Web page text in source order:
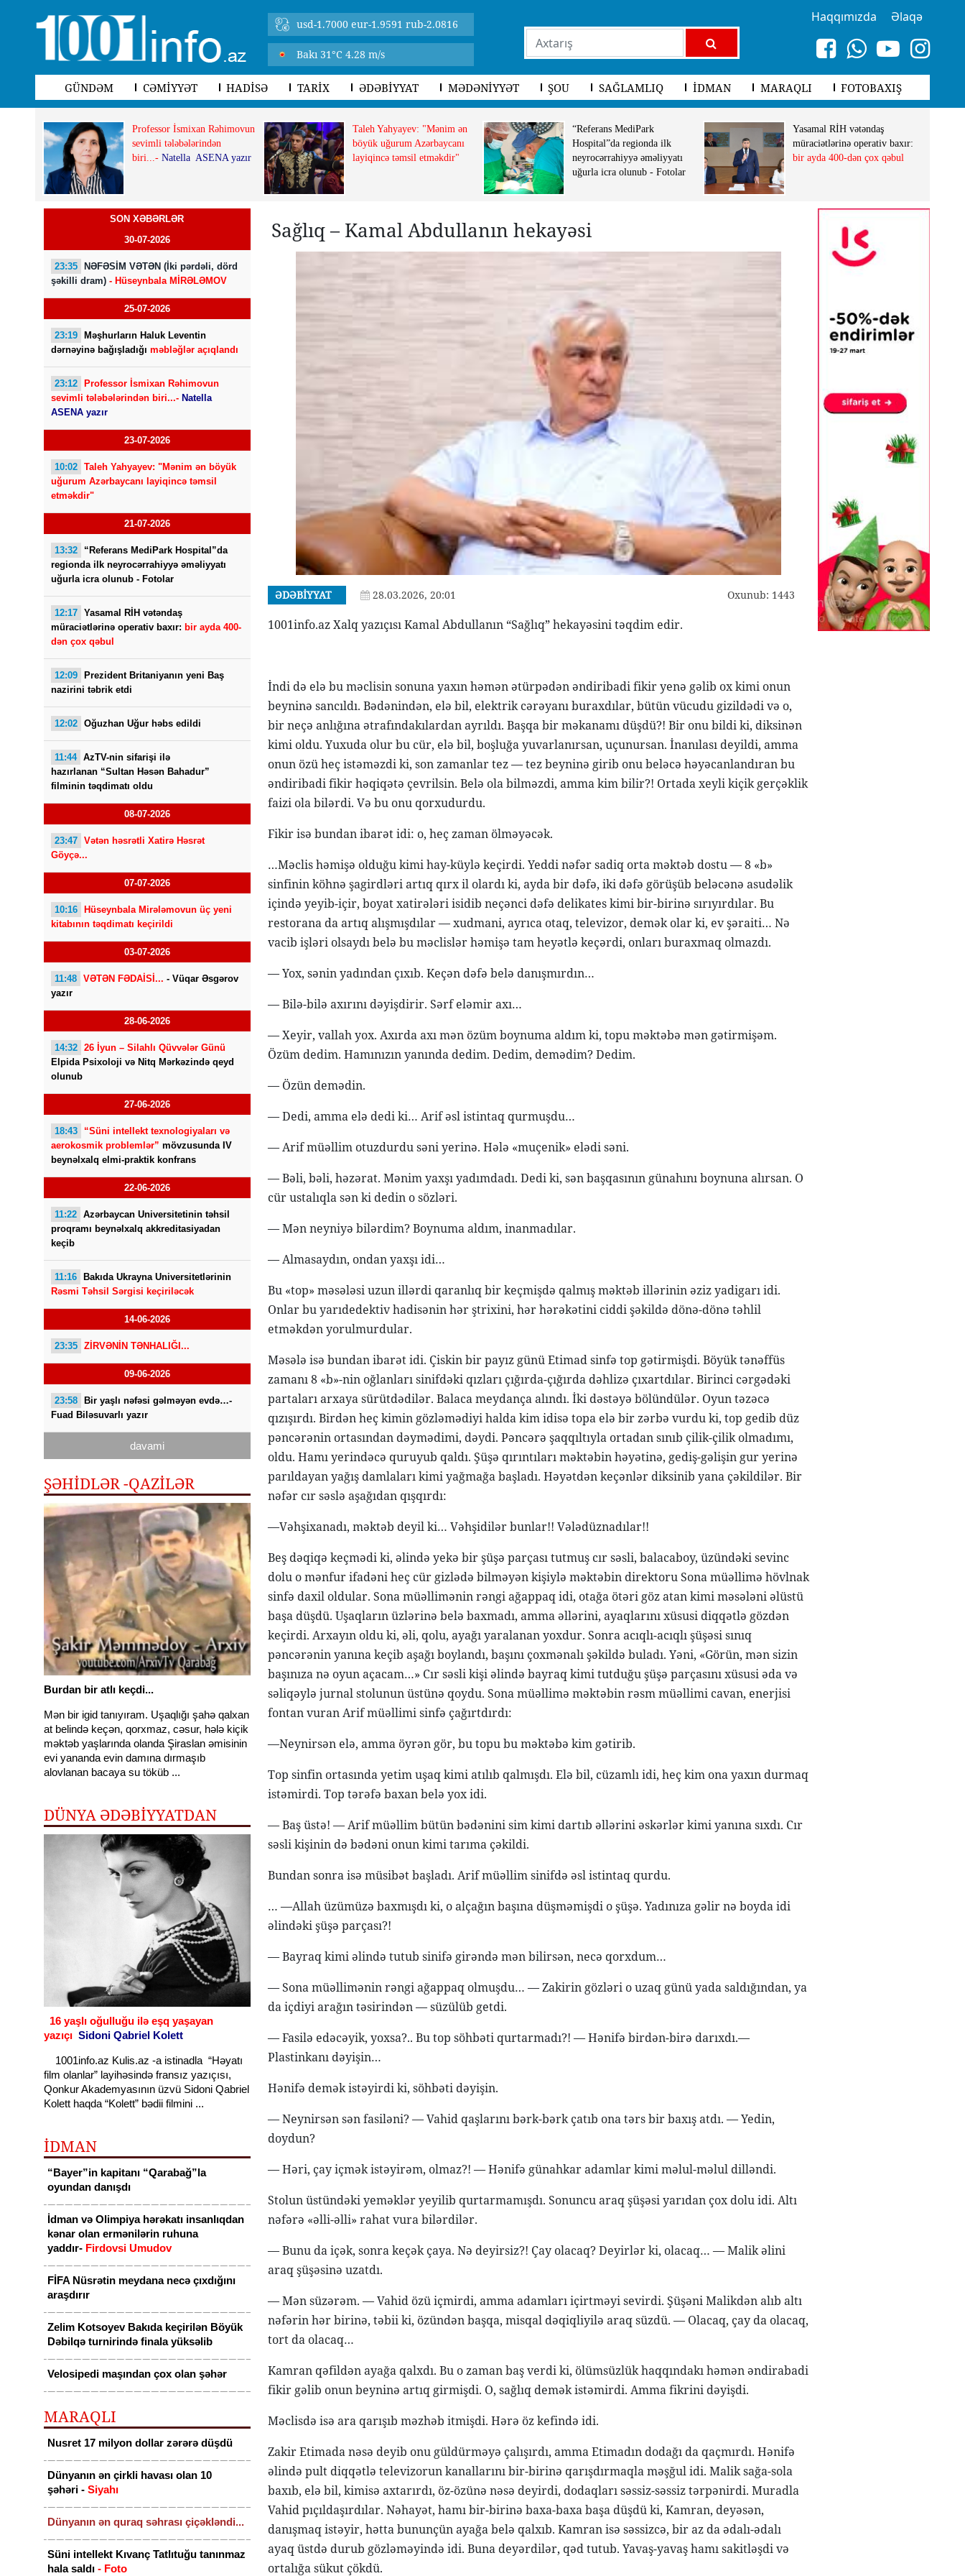
usd-1.7000 eur-1.9591 rub-2.0816
Bakı 31°C 4.28 m/s
Haqqımızda Əlaqə
GÜNDƏM CƏMİYYƏT HADİSƏ TARİX ƏDƏBİYYAT MƏDƏNİYYƏT ŞOU SAĞLAMLIQ İDMAN MARAQLI FOTOBAXIŞ
Professor İsmixan Rəhimovun
sevimli tələbələrindən
biri...- Natella ASENA yazır
Taleh Yahyayev: "Mənim ən
böyük uğurum Azərbaycanı
layiqincə təmsil etməkdir"
“Referans MediPark
Hospital”da regionda ilk
neyrocərrahiyyə əməliyyatı
uğurla icra olunub - Fotolar
Yasamal RİH vətəndaş
müraciətlərinə operativ baxır:
bir ayda 400-dən çox qəbul
SON XƏBƏRLƏR
30-07-2026
23:35
NƏFƏSİM VƏTƏN (İki pərdəli, dörd
şəkilli dram) - Hüseynbala MİRƏLƏMOV
25-07-2026
23:19
Məşhurların Haluk Leventin
dərnəyinə bağışladığı məbləğlər açıqlandı
23:12
Professor İsmixan Rəhimovun
sevimli tələbələrindən biri...- Natella
ASENA yazır
23-07-2026
10:02 Taleh Yahyayev: "Mənim ən böyük
uğurum Azərbaycanı layiqincə təmsil
etməkdir"
21-07-2026
13:32
“Referans MediPark Hospital”da
regionda ilk neyrocərrahiyyə əməliyyatı
uğurla icra olunub - Fotolar
12:17 Yasamal RİH vətəndaş
müraciətlərinə operativ baxır: bir ayda 400-
dən çox qəbul
12:09
Prezident Britaniyanın yeni Baş
nazirini təbrik etdi
12:02 Oğuzhan Uğur həbs edildi
11:44 AzTV-nin sifarişi ilə
hazırlanan “Sultan Həsən Bahadur”
filminin təqdimatı oldu
08-07-2026
23:47 Vətən həsrətli Xatirə Həsrət
Göyçə...
07-07-2026
10:16
Hüseynbala Mirələmovun üç yeni
kitabının təqdimatı keçirildi
03-07-2026
11:48 VƏTƏN FƏDAİSİ... - Vüqar Əsgərov
yazır
28-06-2026
14:32 26 İyun – Silahlı Qüvvələr Günü
Elpida Psixoloji və Nitq Mərkəzində qeyd
olunub
27-06-2026
18:43
“Süni intellekt texnologiyaları və
aerokosmik problemlər” mövzusunda IV
beynəlxalq elmi-praktik konfrans
22-06-2026
11:22 Azərbaycan Universitetinin təhsil
proqramı beynəlxalq akkreditasiyadan
keçib
11:16
Bakıda Ukrayna Universitetlərinin
Rəsmi Təhsil Sərgisi keçiriləcək
14-06-2026
23:35 ZİRVƏNİN TƏNHALIĞI...
09-06-2026
23:58
Bir yaşlı nəfəsi gəlməyən evdə…-
Fuad Biləsuvarlı yazır
davami
ŞƏHİDLƏR -QAZILƏR
Burdan bir atlı keçdi...
Mən bir igid tanıyıram. Uşaqlığı şahə qalxan
at belində keçən, qorxmaz, cəsur, hələ kiçik
məktəb yaşlarında olanda Şiraslan əmisinin
evi yananda evin damına dırmaşıb
alovlanan bacaya su töküb ...
DÜNYA ƏDƏBİYYATDAN
16 yaşlı oğulluğu ilə eşq yaşayan
yazıçı Sidoni Qabriel Kolett
1001info.az Kulis.az -a istinadla “Həyatı
film olanlar” layihəsində fransız yazıçısı,
Qonkur Akademyasının üzvü Sidoni Qabriel
Kolett haqda “Kolett” bədii filmini ...
İDMAN
“Bayer”in kapitanı “Qarabağ”la
oyundan danışdı
İdman və Olimpiya hərəkatı insanlıqdan
kənar olan ermənilərin ruhuna
yaddır- Firdovsi Umudov
FİFA Nüsrətin meydana necə çıxdığını
araşdırır
Zelim Kotsoyev Bakıda keçirilən Böyük
Dəbilqə turnirində finala yüksəlib
Velosipedi maşından çox olan şəhər
MARAQLI
Nusret 17 milyon dollar zərərə düşdü
Dünyanın ən çirkli havası olan 10
şəhəri - Siyahı
Dünyanın ən quraq səhrası çiçəkləndi...
Süni intellekt Kıvanç Tatlıtuğu tanınmaz
hala saldı - Foto
Sağlıq – Kamal Abdullanın hekayəsi
ƏDƏBİYYAT 28.03.2026, 20:01 Oxunub: 1443
1001info.az Xalq yazıçısı Kamal Abdullanın “Sağlıq” hekayəsini təqdim edir.
İndi də elə bu məclisin sonuna yaxın həmən ətürpədən əndiribadi fikir yenə gəlib ox kimi onun
beyninə sancıldı. Bədənindən, elə bil, elektrik cərəyanı buraxdılar, bütün vücudu gizildədi və o,
bir neçə anlığına ətrafındakılardan ayrıldı. Başqa bir məkanamı düşdü?! Bir onu bildi ki, diksinən
kimi oldu. Yuxuda olur bu cür, elə bil, boşluğa yuvarlanırsan, uçunursan. İnanılası deyildi, amma
onun özü heç istəməzdi ki, son zamanlar tez — tez beyninə girib onu beləcə həyəcanlandıran bu
əndiribadi fikir həqiqətə çevrilsin. Belə ola bilməzdi, amma kim bilir?! Ortada xeyli kiçik gerçəklik
faizi ola bilərdi. Və bu onu qorxudurdu.
Fikir isə bundan ibarət idi: o, heç zaman ölməyəcək.
…Məclis həmişə olduğu kimi hay-küylə keçirdi. Yeddi nəfər sadiq orta məktəb dostu — 8 «b»
sinfinin köhnə şagirdləri artıq qırx il olardı ki, ayda bir dəfə, iki dəfə görüşüb beləcənə asudəlik
içində yeyib-içir, boyat xatirələri isidib neçənci dəfə delikates kimi bir-birinə sırıyırdılar. Bu
restorana da artıq alışmışdılar — xudmani, ayrıca otaq, televizor, demək olar ki, ev şəraiti… Nə
vacib işləri olsaydı belə bu məclislər həmişə tam heyətlə keçərdi, onları buraxmaq olmazdı.
— Yox, sənin yadından çıxıb. Keçən dəfə belə danışmırdın…
— Bilə-bilə axırını dəyişdirir. Sərf eləmir axı…
— Xeyir, vallah yox. Axırda axı mən özüm boynuma aldım ki, topu məktəbə mən gətirmişəm.
Özüm dedim. Hamınızın yanında dedim. Dedim, demədim? Dedim.
— Özün demədin.
— Dedi, amma elə dedi ki… Arif əsl istintaq qurmuşdu…
— Arif müəllim otuzdurdu səni yerinə. Hələ «muçenik» elədi səni.
— Bəli, bəli, həzərat. Mənim yaxşı yadımdadı. Dedi ki, sən başqasının günahını boynuna alırsan. O
cür ustalıqla sən ki dedin o sözləri.
— Mən neyniyə bilərdim? Boynuma aldım, inanmadılar.
— Almasaydın, ondan yaxşı idi…
Bu «top» məsələsi uzun illərdi qaranlıq bir keçmişdə qalmış məktəb illərinin əziz yadigarı idi.
Onlar bu yarıdedektiv hadisənin hər ştrixini, hər hərəkətini ciddi şəkildə dönə-dönə təhlil
etməkdən yorulmurdular.
Məsələ isə bundan ibarət idi. Çiskin bir payız günü Etimad sinfə top gətirmişdi. Böyük tənəffüs
zamanı 8 «b»-nin oğlanları sinifdəki qızları çığırda-çığırda dəhlizə çıxartdılar. Birinci cərgədəki
partaları arxaya sürütdədilər. Balaca meydança alındı. İki dəstəyə bölündülər. Oyun təzəcə
qızışırdı. Birdən heç kimin gözləmədiyi halda kim idisə topa elə bir zərbə vurdu ki, top gedib düz
pəncərənin ortasından dəymədimi, dəydi. Pəncərə şaqqıltıyla ortadan sınıb çilik-çilik olmadımı,
oldu. Hamı yerindəcə quruyub qaldı. Şüşə qırıntıları məktəbin həyətinə, gediş-gəlişin gur yerinə
parıldayan yağış damlaları kimi yağmağa başladı. Həyətdən keçənlər diksinib yana çəkildilər. Bir
nəfər cır səslə aşağıdan qışqırdı:
—Vəhşixanadı, məktəb deyil ki… Vəhşidilər bunlar!! Vələdüznadılar!!
Beş dəqiqə keçmədi ki, əlində yekə bir şüşə parçası tutmuş cır səsli, balacaboy, üzündəki sevinc
dolu o mənfur ifadəni heç cür gizlədə bilməyən kişiylə məktəbin direktoru Sona müəllimə hövlnak
sinfə daxil oldular. Sona müəllimənin rəngi ağappaq idi, otağa ötəri göz atan kimi məsələni əlüstü
başa düşdü. Uşaqların üzlərinə belə baxmadı, amma əllərini, ayaqlarını xüsusi diqqətlə gözdən
keçirdi. Arxayın oldu ki, əli, qolu, ayağı yaralanan yoxdur. Sonra acıqlı-acıqlı şüşəsi sınıq
pəncərənin yanına keçib aşağı boylandı, başını çoxmənalı şəkildə buladı. Yəni, «Görün, mən sizin
başınıza nə oyun açacam…» Cır səsli kişi əlində bayraq kimi tutduğu şüşə parçasını xüsusi əda və
səliqəylə jurnal stolunun üstünə qoydu. Sona müəllimə məktəbin rəsm müəllimi cavan, enerjisi
fontan vuran Arif müəllimi sinfə çağırtdırdı:
—Neynirsən elə, amma öyrən gör, bu topu bu məktəbə kim gətirib.
Top sinfin ortasında yetim uşaq kimi atılıb qalmışdı. Elə bil, cüzamlı idi, heç kim ona yaxın durmaq
istəmirdi. Top tərəfə baxan belə yox idi.
— Baş üstə! — Arif müəllim bütün bədənini sim kimi dartıb əllərini əskərlər kimi yanına sıxdı. Cır
səsli kişinin də bədəni onun kimi tarıma çəkildi.
Bundan sonra isə müsibət başladı. Arif müəllim sinifdə əsl istintaq qurdu.
… —Allah üzümüzə baxmışdı ki, o alçağın başına düşməmişdi o şüşə. Yadınıza gəlir nə boyda idi
əlindəki şüşə parçası?!
— Bayraq kimi əlində tutub sinifə girəndə mən bilirsən, necə qorxdum…
— Sona müəllimənin rəngi ağappaq olmuşdu… — Zakirin gözləri o uzaq günü yada saldığından, ya
da içdiyi arağın təsirindən — süzülüb getdi.
— Fasilə edəcəyik, yoxsa?.. Bu top söhbəti qurtarmadı?! — Hənifə birdən-birə darıxdı.—
Plastinkanı dəyişin…
Hənifə demək istəyirdi ki, söhbəti dəyişin.
— Neynirsən sən fasiləni? — Vahid qaşlarını bərk-bərk çatıb ona tərs bir baxış atdı. — Yedin,
doydun?
— Həri, çay içmək istəyirəm, olmaz?! — Hənifə günahkar adamlar kimi məlul-məlul dilləndi.
Stolun üstündəki yeməklər yeyilib qurtarmamışdı. Sonuncu araq şüşəsi yarıdan çox dolu idi. Altı
nəfərə «əlli-əlli» rahat vura bilərdilər.
— Bunu da içək, sonra keçək çaya. Nə deyirsiz?! Çay olacaq? Deyirlər ki, olacaq… — Malik əlini
araq şüşəsinə uzatdı.
— Mən süzərəm. — Vahid özü içmirdi, amma adamları içirtməyi sevirdi. Şüşəni Malikdən alıb altı
nəfərin hər birinə, təbii ki, özündən başqa, misqal dəqiqliyilə araq süzdü. — Olacaq, çay da olacaq,
tort da olacaq…
Kamran qəfildən ayağa qalxdı. Bu o zaman baş verdi ki, ölümsüzlük haqqındakı həmən əndirabadi
fikir gəlib onun beyninə artıq girmişdi. O, sağlıq demək istəmirdi. Amma fikrini dəyişdi.
Məclisdə isə ara qarışıb məzhəb itmişdi. Hərə öz kefində idi.
Zakir Etimada nəsə deyib onu güldürməyə çalışırdı, amma Etimadın dodağı da qaçmırdı. Hənifə
əlində pult diqqətlə televizorun kanallarını bir-birinə qarışdırmaqla məşğul idi. Malik sağa-sola
baxıb, elə bil, kimisə axtarırdı, öz-özünə nəsə deyirdi, dodaqları səssiz-səssiz tərpənirdi. Muradla
Vahid pıçıldaşırdılar. Nəhayət, hamı bir-birinə baxa-baxa başa düşdü ki, Kamran, deyəsən,
danışmaq istəyir, hətta bununçün ayağa belə qalxıb. Kamran isə səssizcə, bir az da ədalı-ədalı
ayaq üstdə durub gözləməyində idi. Buna deyərdilər, qəd tutub. Yavaş-yavaş hamı sakitləşdi və
ortalığa sükut çökdü.